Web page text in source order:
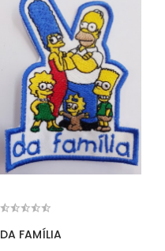
DA FAMÍLIA